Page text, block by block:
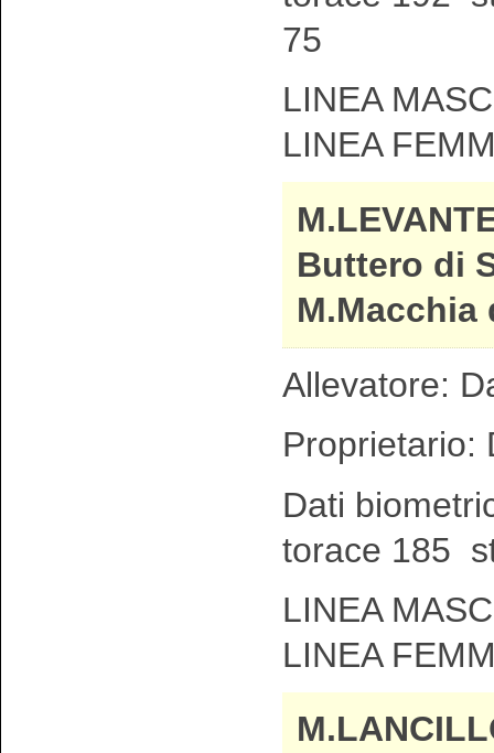
75
LINEA
LINEA
Buttero di
M.Macchia
Allevatore:
Proprietario:
Dati
torace 185
LINEA
LINEA